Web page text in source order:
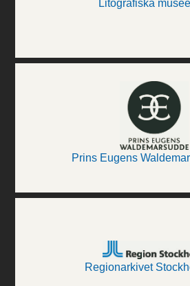
Litografiska
Prins Eugens
Regionarkivet